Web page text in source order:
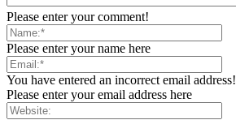
Please enter your comment!
Please enter your name here
You have entered an incorrect email address!
Please enter your email address here